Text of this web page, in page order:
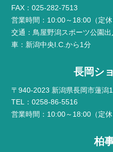
FAX：025-282-7513
営業時間：10:00～18:00（定休
交通：鳥屋野潟スポーツ公園
車：新潟中央I.C.から1分
長岡シ
〒940-2023 新潟県長岡市蓮潟
TEL：0258-86-5516
営業時間：10:00～18:00（定休
柏